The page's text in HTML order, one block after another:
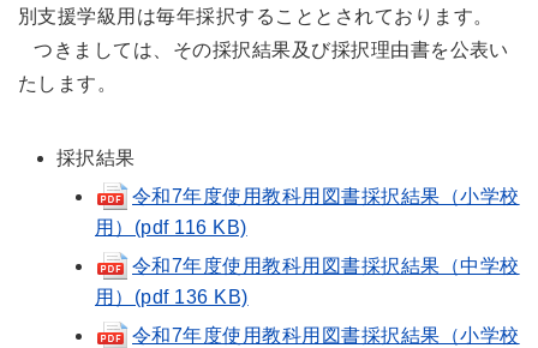
別支援学級用は毎年採択することとされております。
つきましては、その採択結果及び採択理由書を公表い
たします。
採択結果
令和7年度使用教科用図書採択結果（小学校
用）(pdf 116 KB)
令和7年度使用教科用図書採択結果（中学校
用）(pdf 136 KB)
令和7年度使用教科用図書採択結果（小学校